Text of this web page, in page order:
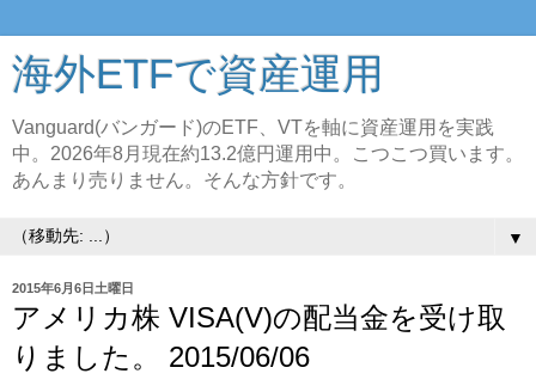
海外ETFで資産運用
Vanguard(バンガード)のETF、VTを軸に資産運用を実践
中。2026年8月現在約13.2億円運用中。こつこつ買います。
あんまり売りません。そんな方針です。
▼
2015年6月6日土曜日
アメリカ株 VISA(V)の配当金を受け取
りました。 2015/06/06